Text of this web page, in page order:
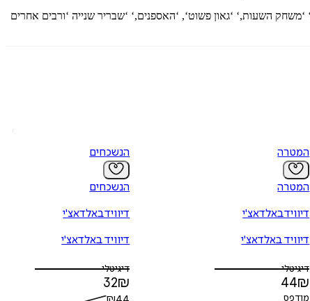
המטרה
המטרה
דיוויד באלדאצ'י
דיוויד באלדאצ'י
דיגיטלי
44₪
מודפס
הנשכחים
הנשכחים
דיוויד באלדאצ'י
דיוויד באלדאצ'י
דיגיטלי
32₪